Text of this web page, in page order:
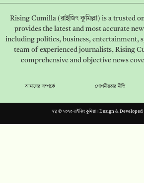
Rising Cumilla (রাইজিং কুমিল্লা) is a trusted
provides the latest and most accurate
including politics, business, entertainment,
team of experienced journalists, Rising
comprehensive and objective news
আমাদের সম্পর্কে গোপনীয়তার নীতি
স্বত্ব © ২০২৩ রাইজিং কুমিল্লা। Design &